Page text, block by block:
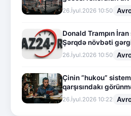
26.İyul.2026 10:50
Donald Trampın
Şərqdə növbəti
26.İyul.2026 10:50
Çinin “hukou”
qarşısındakı
26.İyul.2026 10:22